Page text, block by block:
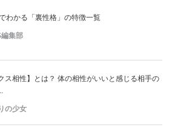
わかる「裏性格」の特徴一覧
集部
ス相性】とは？ 体の相性がいいと感じる相手の
の少女